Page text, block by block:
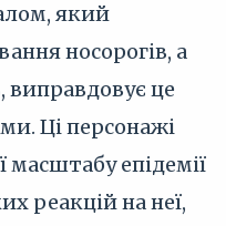
який
носорогів, а
це
Ці персонажі
масштабу епідемії
реакцій на неї,